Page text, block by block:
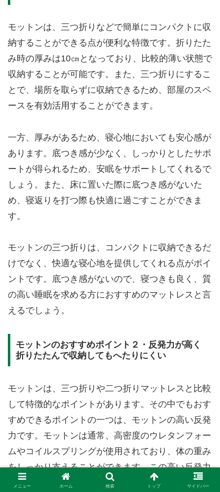
モットンは、三つ折りなどで簡単にコンパクトに収
納することができる点が便利な特徴です。折りたた
み時の厚みは10㎝となっており、比較的薄い状態で
収納することが可能です。また、三つ折りにするこ
とで、場所を取らずに収納できるため、部屋のスペ
ースを有効活用することができます。
一方、厚みがあるため、寝心地においても安心感が
あります。底つき感が少なく、しっかりとしたサポ
ートが得られるため、安眠をサポートしてくれるで
しょう。また、床に置いた際に底つき感がないた
め、寝返りを打つ際も快適に過ごすことができま
す。
モットンの三つ折りは、コンパクトに収納できるだ
けでなく、快適な寝心地を提供してくれる点がポイ
ントです。底つき感がないので、寝つきも良く、質
の高い睡眠を求める方におすすめのマットレスと言
えるでしょう。
モットンのおすすめポイント２・反発力が高く
折りたたんで収納してもへたりにくい
モットンは、三つ折りや二つ折りマットレスと比較
して特徴的なポイントがあります。その中でもおす
すめできるポイントの一つは、モットンの高い反発
力です。モットンは通常、高密度のウレタンフォー
ムやコイルスプリングが使用されており、体の重み
をしっかり支えることができます。この高い反発力
により、長時間寝た後でもモットンはへたりにく
メニュー ホーム 検索 トップ サイドバー